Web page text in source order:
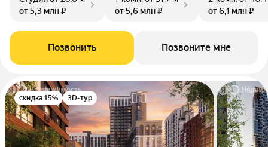
от 5,3 млн ₽
от 5,6 млн ₽
от 6,1 млн ₽
Позвонить Позвоните мне
скидка 15% 3D-тур